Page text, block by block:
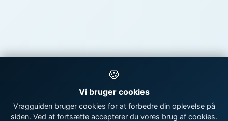
🍪
Vi bruger cookies
Vragguiden bruger cookies for at forbedre din oplevelse på
siden. Ved at fortsætte accepterer du vores brug af cookies.